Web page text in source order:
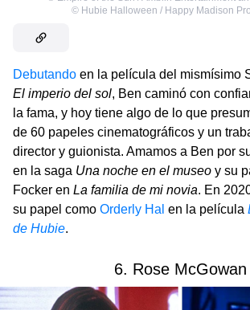
© Hubie Halloween / Happy Madison
Debutando en la película del mismísimo
El imperio del sol, Ben caminó con
la fama, y ​​hoy tiene algo de lo que
de 60 papeles cinematográficos y un
director y guionista. Amamos a Ben por
en la saga Una noche en el museo y su
Focker en La familia de mi novia. En
su papel como Orderly Hal en la película
de Hubie.
6. Rose McGowan